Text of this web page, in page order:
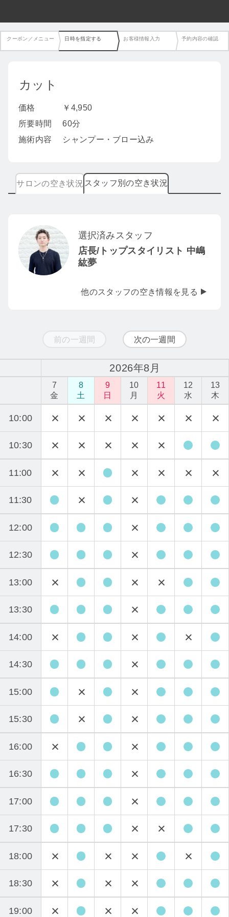
クーポン／メニュー 日時を指定する お客様情報入力 予約内容の確認
カット
価格
￥4,950
所要時間
60分
施術内容
シャンプー・ブロー込み
サロンの空き状況 スタッフ別の空き状況
選択済みスタッフ
店長/トップスタイリスト 中嶋
紘夢
他のスタッフの空き情報を見る
前の一週間 次の一週間
2026年8月
7
金
8
土
9
日
10
月
11
火
12
水
13
木
10:00
10:30
11:00
11:30
12:00
12:30
13:00
13:30
14:00
14:30
15:00
15:30
16:00
16:30
17:00
17:30
18:00
18:30
19:00